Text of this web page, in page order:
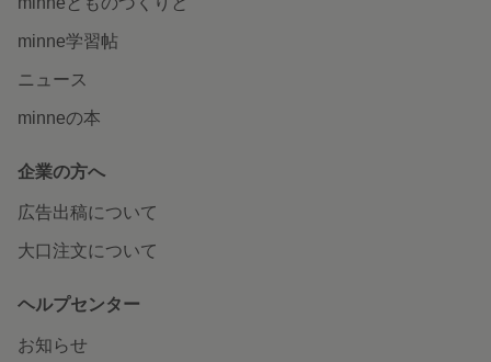
minne学習帖
ニュース
minneの本
企業の方へ
広告出稿について
大口注文について
ヘルプセンター
お知らせ